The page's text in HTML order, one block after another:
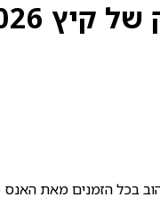
בכל הזמנים מאת האנס